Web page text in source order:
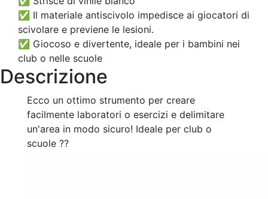
✅ Il materiale antiscivolo impedisce ai giocatori di
scivolare e previene le lesioni.
✅ Giocoso e divertente, ideale per i bambini nei
club o nelle scuole
Descrizione
Ecco un ottimo strumento per creare
facilmente laboratori o esercizi e delimitare
un'area in modo sicuro! Ideale per club o
scuole ??